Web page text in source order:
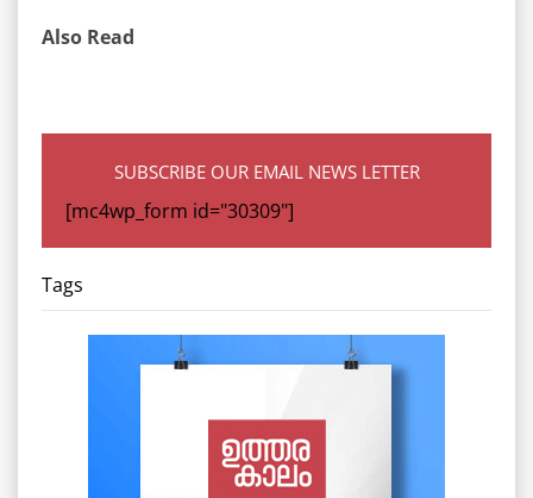
Also Read
SUBSCRIBE OUR EMAIL NEWS LETTER
[mc4wp_form id="30309"]
Tags